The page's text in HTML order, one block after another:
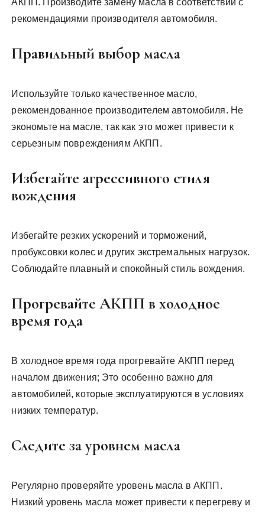
АКПП. Производите замену масла в соответствии с
рекомендациями производителя автомобиля.
Правильный выбор масла
Используйте только качественное масло,
рекомендованное производителем автомобиля. Не
экономьте на масле, так как это может привести к
серьезным повреждениям АКПП.
Избегайте агрессивного стиля
вождения
Избегайте резких ускорений и торможений,
пробуксовки колес и других экстремальных нагрузок.
Соблюдайте плавный и спокойный стиль вождения.
Прогревайте АКПП в холодное
время года
В холодное время года прогревайте АКПП перед
началом движения; Это особенно важно для
автомобилей, которые эксплуатируются в условиях
низких температур.
Следите за уровнем масла
Регулярно проверяйте уровень масла в АКПП.
Низкий уровень масла может привести к перегреву и